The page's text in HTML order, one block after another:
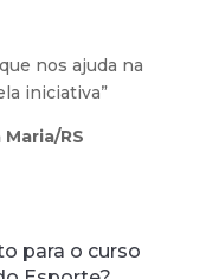
nos ajuda na
iniciativa”
RS
para o curso